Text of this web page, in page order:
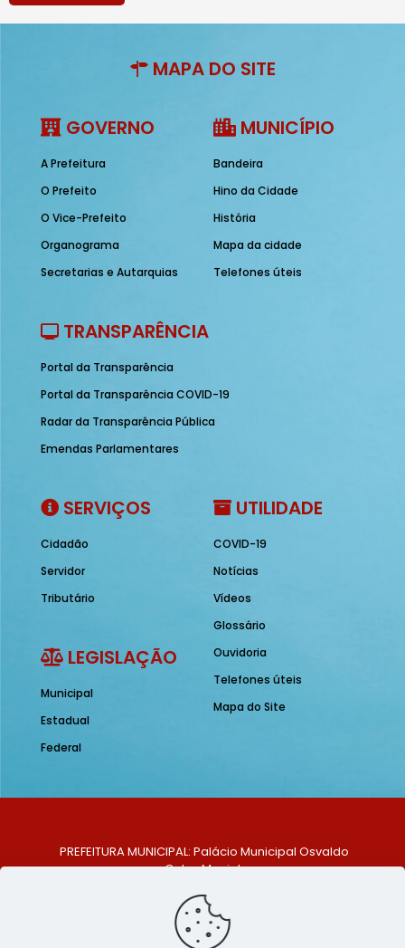
MAPA DO SITE
GOVERNO
A Prefeitura
O Prefeito
O Vice-Prefeito
Organograma
Secretarias e Autarquias
MUNICÍPIO
Bandeira
Hino da Cidade
História
Mapa da cidade
Telefones úteis
TRANSPARÊNCIA
Portal da Transparência
Portal da Transparência COVID-19
Radar da Transparência Pública
Emendas Parlamentares
SERVIÇOS
Cidadão
Servidor
Tributário
LEGISLAÇÃO
Municipal
Estadual
Federal
UTILIDADE
COVID-19
Notícias
Vídeos
Glossário
Ouvidoria
Telefones úteis
Mapa do Site
PREFEITURA MUNICIPAL: Palácio Municipal Osvaldo
Celso Maciel
Centro, São Bento do Una - PE. CEP: 553370-128
TELEFONE: (81) 99548-1569
E-MAIL: ouvidoria@saobentodouna.pe.gov.br